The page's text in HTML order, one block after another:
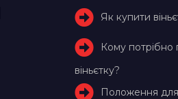
Як купити
Кому
віньєтку?
Положення